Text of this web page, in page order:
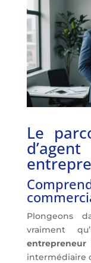
Le
Plongeons
vraiment
entrepreneur
intermédiaire